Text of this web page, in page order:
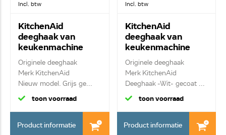
Incl. btw
KitchenAid
deeghaak van
keukenmachine
K45DH, W11316221
Originele deeghaak
Merk KitchenAid
Nieuw model. Grijs ge...
toon voorraad
Product informatie
Incl. btw
KitchenAid
deeghaak van
keukenmachine
KN256CDH
W9708833
Originele deeghaak
Merk KitchenAid
Deeghaak -Wit- gecoat ...
toon voorraad
Product informatie